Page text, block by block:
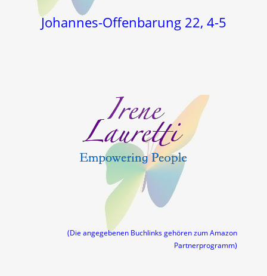
Johannes-Offenbarung 22, 4-5
(Die angegebenen Buchlinks gehören zum Amazon
Partnerprogramm)